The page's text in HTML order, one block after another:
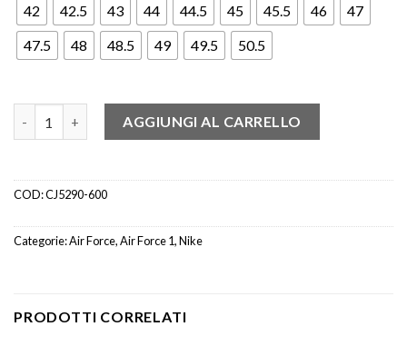
42
42.5 43 44 44.5 45 45.5 46
47
47.5
48 48.5 49 49.5 50.5
AGGIUNGI AL CARRELLO
COD:CJ5290-600
Categorie:Air Force,Air Force 1,Nike
PRODOTTI CORRELATI